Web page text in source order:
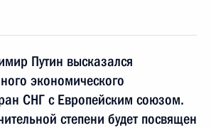
Путин высказался
экономического
СНГ с Европейским союзом.
степени будет посвящен